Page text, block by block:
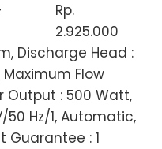
Rp.
2.925.000
Discharge Head :
Maximum Flow
Output : 500 Watt,
Hz/1, Automatic,
Guarantee : 1